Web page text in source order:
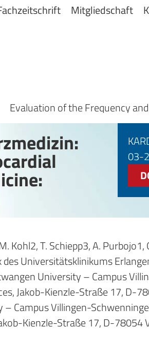
Mitgliedschaft
03-
Kohl2, T. Schiepp3, A.
Universitätsklinikums
University – Campus
Jakob-Kienzle-Straße 17, D-
Campus Villingen-
Kienzle-Straße 17, D-78054